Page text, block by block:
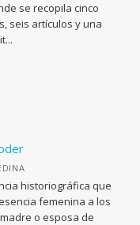
se recopila cinco
seis artículos y una
historiográfica que
femenina a los
o esposa de